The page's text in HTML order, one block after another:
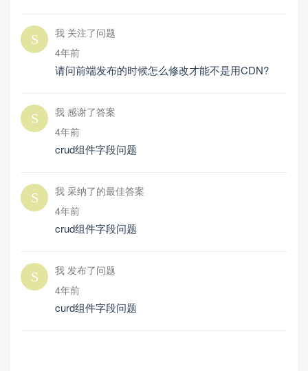
我 关注了问题
4年前
请问前端发布的时候怎么修改才能不是用CDN?
我 感谢了答案
4年前
crud组件字段问题
我 采纳了的最佳答案
4年前
crud组件字段问题
我 发布了问题
4年前
curd组件字段问题